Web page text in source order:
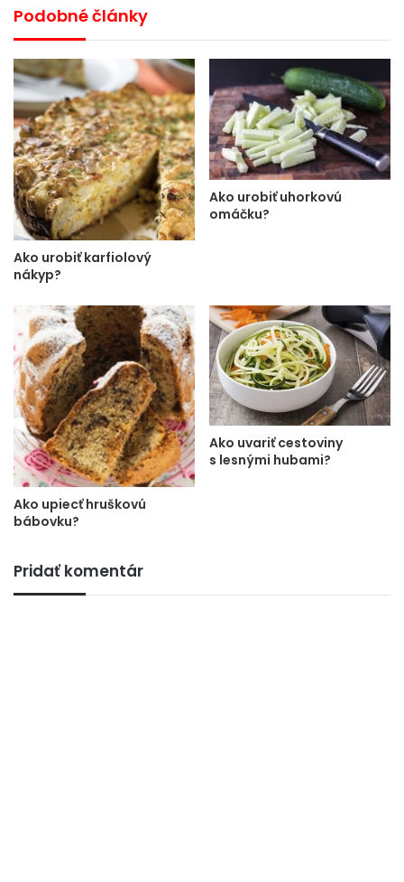
Podobné články
Ako urobiť karfiolový
nákyp?
Ako urobiť uhorkovú
omáčku?
Ako upiecť hruškovú
bábovku?
Ako uvariť cestoviny
s lesnými hubami?
Pridať komentár